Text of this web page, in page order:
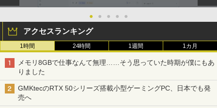
● ● ● ● ●
アクセスランキング
1時間 24時間 1週間 1カ月
メモリ8GBで仕事なんて無理……そう思っていた時期が僕にもあ
りました
GMKtecのRTX 50シリーズ搭載小型ゲーミングPC、日本でも発
売へ